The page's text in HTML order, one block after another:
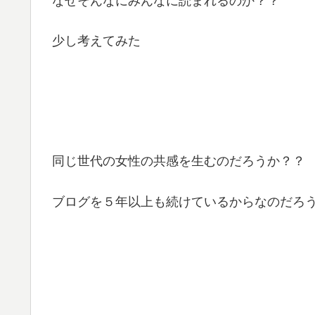
少し考えてみた
同じ世代の女性の共感を生むのだろうか？？
ブログを５年以上も続けているからなのだろ